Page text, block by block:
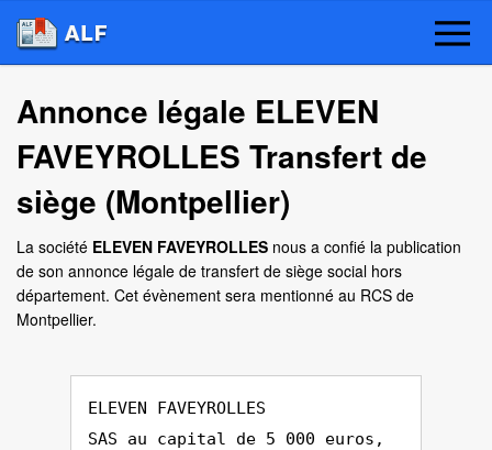
Annonce légale ELEVEN
FAVEYROLLES Transfert de
siège (Montpellier)
La société ELEVEN FAVEYROLLES nous a confié la publication
de son annonce légale de transfert de siège social hors
département. Cet évènement sera mentionné au RCS de
Montpellier.
ELEVEN FAVEYROLLES
SAS au capital de 5 000 euros,